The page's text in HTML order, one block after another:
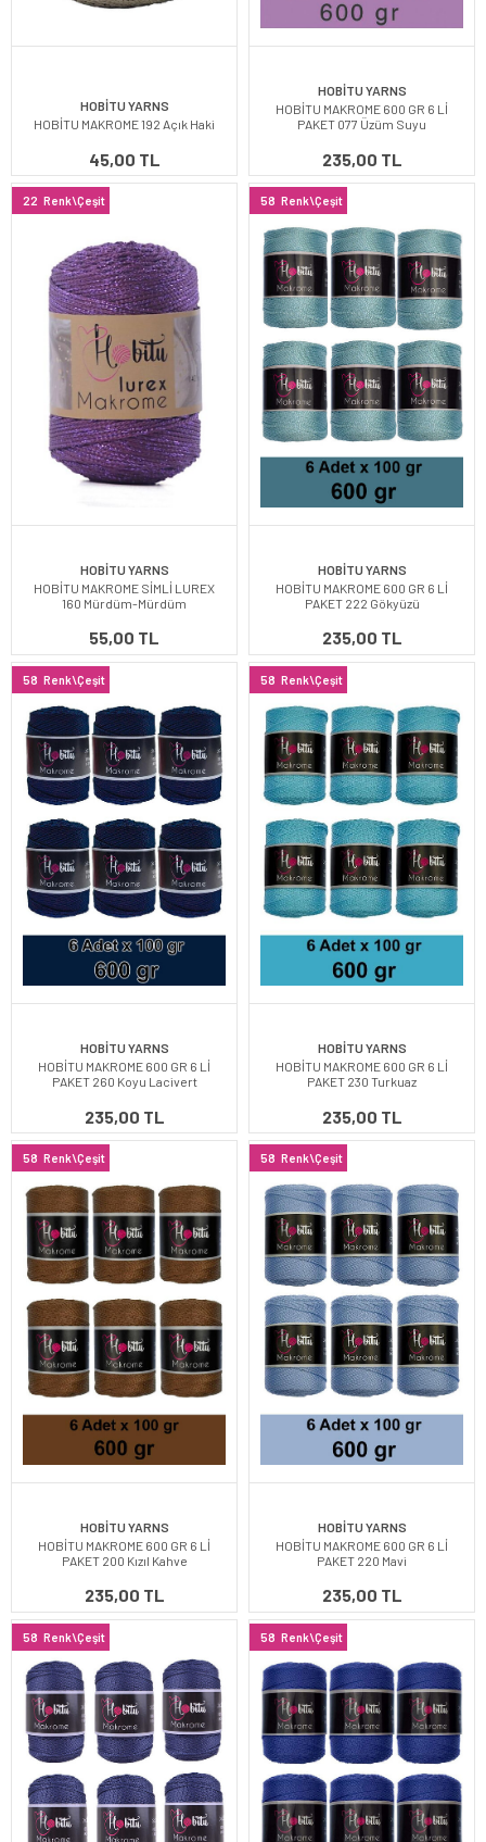
HOBİTU YARNS
HOBİTU MAKROME 192 Açık Haki
45,00 TL
HOBİTU YARNS
HOBİTU MAKROME 600 GR 6 Lİ
PAKET 077 Üzüm Suyu
235,00 TL
22 Renk\Çeşit
HOBİTU YARNS
HOBİTU MAKROME SİMLİ LUREX
160 Mürdüm-Mürdüm
55,00 TL
58 Renk\Çeşit
HOBİTU YARNS
HOBİTU MAKROME 600 GR 6 Lİ
PAKET 222 Gökyüzü
235,00 TL
58 Renk\Çeşit
HOBİTU YARNS
HOBİTU MAKROME 600 GR 6 Lİ
PAKET 260 Koyu Lacivert
235,00 TL
58 Renk\Çeşit
HOBİTU YARNS
HOBİTU MAKROME 600 GR 6 Lİ
PAKET 230 Turkuaz
235,00 TL
58 Renk\Çeşit
HOBİTU YARNS
HOBİTU MAKROME 600 GR 6 Lİ
PAKET 200 Kızıl Kahve
235,00 TL
58 Renk\Çeşit
HOBİTU YARNS
HOBİTU MAKROME 600 GR 6 Lİ
PAKET 220 Mavi
235,00 TL
58 Renk\Çeşit 58 Renk\Çeşit